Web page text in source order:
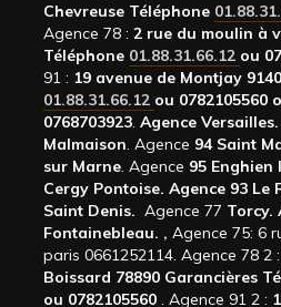
Chevreuse Téléphone
Agence 78 : 2 rue du moulin à
Téléphone 01.88.31.66.12 ou
91 : 19 avenue de Montjay
01.88.31.66.12 ou 0782105560
0768703923. Agence Versailles.
Malmaison. Agence 94 Saint
sur Marne. Agence 95 Enghien
Cergy Pontoise. Agence 93 Le
Saint Denis. Agence 77 Torcy.
Fontainebleau. , Agence 75: 6
paris 0661252114. Agence 78 2 :
Boissard 78890 Garancières
ou 0782105560 . Agence 91 2 :